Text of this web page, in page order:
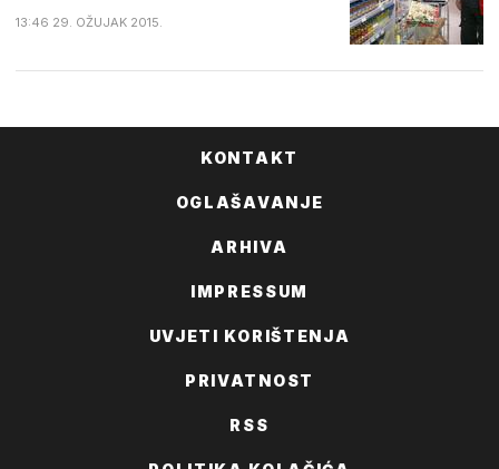
13:46 29. OŽUJAK 2015.
KONTAKT
OGLAŠAVANJE
ARHIVA
IMPRESSUM
UVJETI KORIŠTENJA
PRIVATNOST
RSS